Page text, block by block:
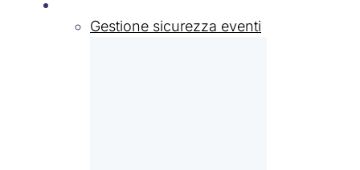
Gestione sicurezza eventi